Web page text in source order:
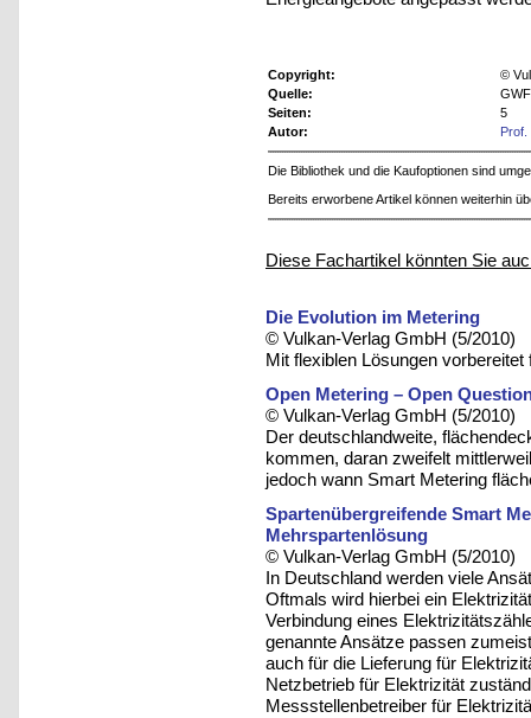
Copyright:
©
Quelle:
Seiten:
5
Autor:
Die Bibliothek und die Kaufoptionen sind
Bereits erworbene Artikel können weiterhin
Diese Fachartikel könnten Sie
Die Evolution im Metering
© Vulkan-Verlag GmbH (5/2010)
Mit flexiblen Lösungen vorbereitet
Open Metering – Open
© Vulkan-Verlag GmbH (5/2010)
Der deutschlandweite,
kommen, daran zweifelt
jedoch wann Smart Metering
Spartenübergreifende Smart
Mehrspartenlösung
© Vulkan-Verlag GmbH (5/2010)
In Deutschland werden viele
Oftmals wird hierbei ein
Verbindung eines
genannte Ansätze passen
auch für die Lieferung für
Netzbetrieb für Elektrizität
Messstellenbetreiber für